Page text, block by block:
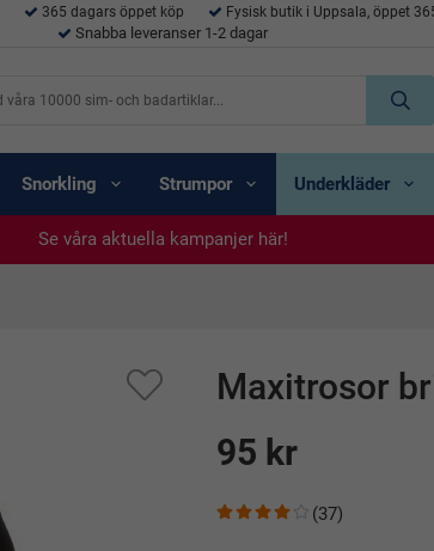
365 dagars öppet köp Fysisk butik i Uppsala, öppet
Snabba leveranser 1-2 dagar
Snorkling Strumpor Underkläder
Se våra aktuella kampanjer här!
Se våra aktuella kampanjer här!
Se våra aktuella kampanjer här!
Se våra aktuella kampanjer här!
Maxitrosor
95 kr
(37)